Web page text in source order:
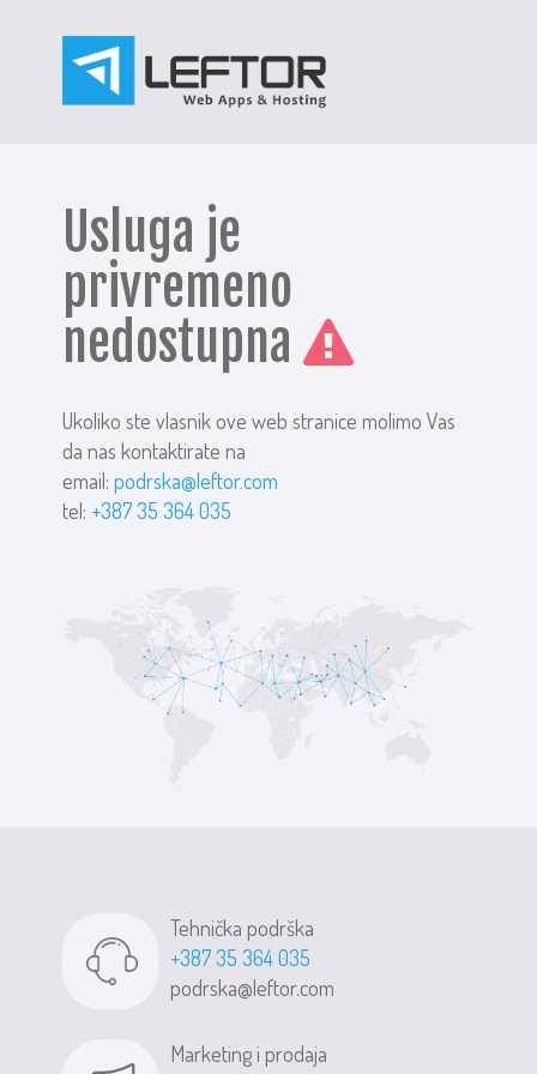
Usluga je
privremeno
nedostupna
Ukoliko ste vlasnik ove web stranice molimo Vas
da nas kontaktirate na
email:podrska@leftor.com
tel: +387 35 364 035
Tehnička podrška
+387 35 364 035
podrska@leftor.com
Marketing i prodaja